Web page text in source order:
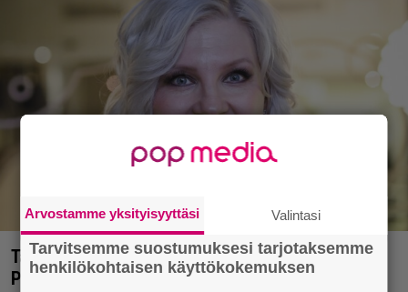
Tältä näyttää Vappu Pimiän perhelomalla
Portugalissa – ”Kaunis mekko”
Arvostamme yksityisyyttäsi Valintasi
Tarvitsemme suostumuksesi tarjotaksemme
henkilökohtaisen käyttökokemuksen